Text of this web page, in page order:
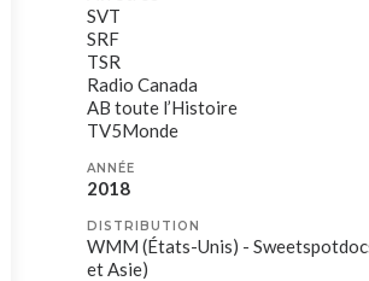
SVT
SRF
TSR
Radio Canada
AB toute l’Histoire
TV5Monde
ANNÉE
2018
DISTRIBUTION
WMM (États-Unis) -
et Asie)